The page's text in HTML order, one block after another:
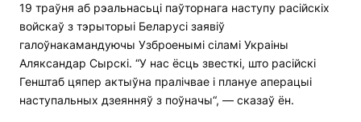
19 траўня аб рэальнасьці паўторнага наступу расійскіх
войскаў з тэрыторыі Беларусі заявіў
галоўнакамандуючы Узброенымі сіламі Украіны
Аляксандар Сырскі. “У нас ёсць звесткі, што расійскі
Генштаб цяпер актыўна пралічвае і плануе аперацыі
наступальных дзеянняў з поўначы“, — сказаў ён.